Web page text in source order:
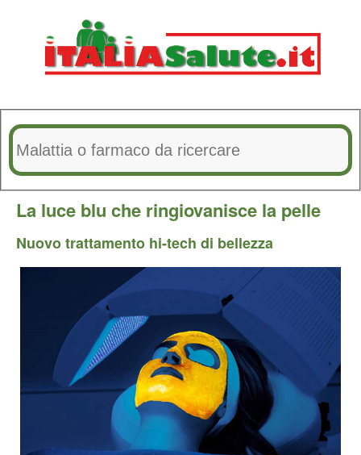
La luce blu che ringiovanisce la pelle
Nuovo trattamento hi-tech di bellezza